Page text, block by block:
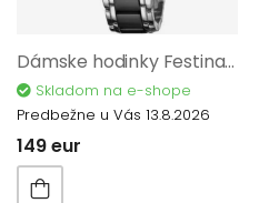
Dámske hodinky Festina Ceramic 20499/3
Skladom na e-shope
Predbežne u Vás 13.8.2026
149 eur